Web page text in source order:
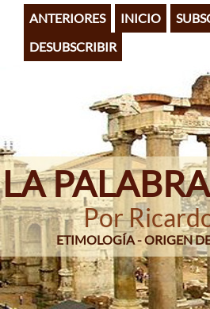
Pasar
contenido
principal
ANTERIORES INICIO
DESUBSCRIBIR
LA
Por
ETIMOLOGÍA - ORIGEN